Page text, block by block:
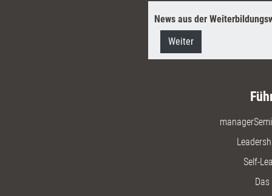
News aus der
Weiter
Self-